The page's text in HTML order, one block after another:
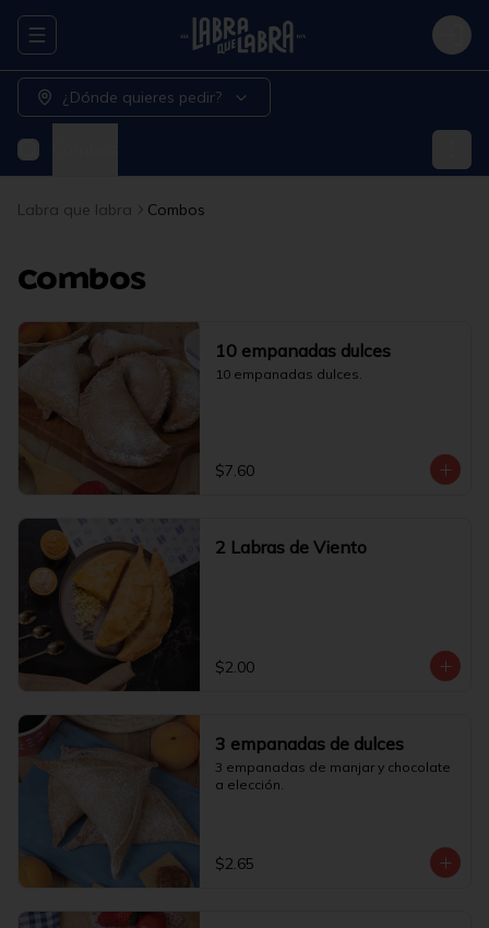
Abrir menu de navegación Login
¿Dónde quieres pedir?
Labra que labra Combos
Combos
10 empanadas dulces
10 empanadas dulces.
$7.60
2 Labras de Viento
$2.00
3 empanadas de dulces
3 empanadas de manjar y chocolate
a elección.
$2.65